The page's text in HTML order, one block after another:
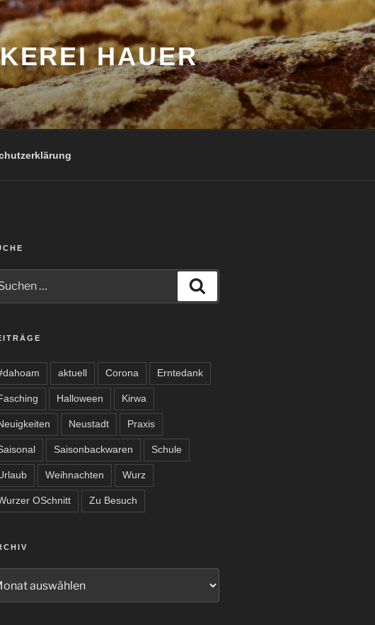
HAUER
aktuell Corona Erntedank
Halloween Kirwa
Neustadt Praxis
Saisonbackwaren Schule
Weihnachten Wurz
OSchnitt Zu Besuch